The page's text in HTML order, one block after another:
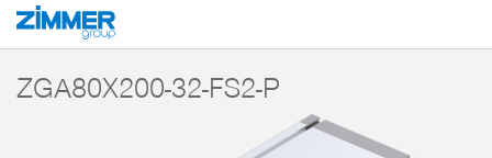
Start Produkte
ZGA80X200-32-FS2-P